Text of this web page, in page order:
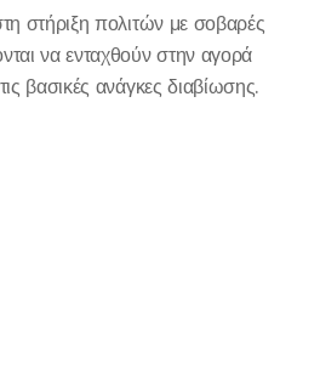
στήριξη πολιτών με σοβαρές
να ενταχθούν στην αγορά
βασικές ανάγκες διαβίωσης.